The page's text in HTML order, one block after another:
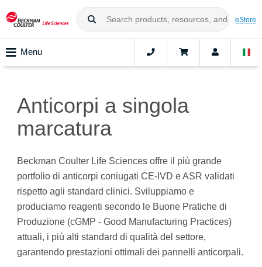
eStore
Menu
Anticorpi a singola
marcatura
Beckman Coulter Life Sciences offre il più grande
portfolio di anticorpi coniugati CE-IVD e ASR validati
rispetto agli standard clinici. Sviluppiamo e
produciamo reagenti secondo le Buone Pratiche di
Produzione (cGMP - Good Manufacturing Practices)
attuali, i più alti standard di qualità del settore,
garantendo prestazioni ottimali dei pannelli anticorpali.